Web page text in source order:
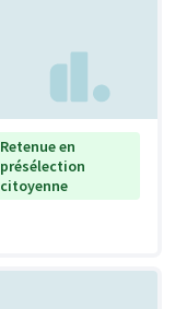
Retenue en
présélection
citoyenne